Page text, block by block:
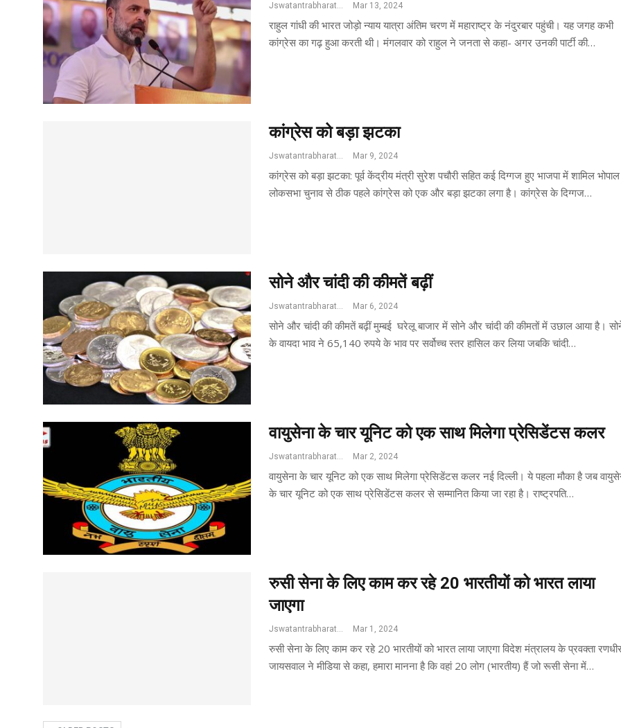
Jswatantrabharat@gmail.com Mar 13, 2024
राहुल गांधी की भारत जोड़ो न्याय यात्रा अंतिम चरण में महाराष्ट्र के नंदुरबार पहुंची। यह जगह कभी
कांग्रेस का गढ़ हुआ करती थी। मंगलवार को राहुल ने जनता से कहा- अगर उनकी पार्टी की…
कांग्रेस को बड़ा झटका
Jswatantrabharat@gmail.com Mar 9, 2024
कांग्रेस को बड़ा झटका: पूर्व केंद्रीय मंत्री सुरेश पचौरी सहित कई दिग्गज हुए भाजपा में शामिल
लोकसभा चुनाव से ठीक पहले कांग्रेस को एक और बड़ा झटका लगा है। कांग्रेस के दिग्गज…
सोने और चांदी की कीमतें बढ़ीं
Jswatantrabharat@gmail.com Mar 6, 2024
सोने और चांदी की कीमतें बढ़ीं मुम्बई घरेलू बाजार में सोने और चांदी की कीमतों में उछाल आया है।
के वायदा भाव ने 65,140 रुपये के भाव पर सर्वोच्च स्तर हासिल कर लिया जबकि चांदी…
वायुसेना के चार यूनिट को एक साथ मिलेगा प्रेसिडेंटस कलर
Jswatantrabharat@gmail.com Mar 2, 2024
वायुसेना के चार यूनिट को एक साथ मिलेगा प्रेसिडेंटस कलर नई दिल्ली। ये पहला मौका है जब
के चार यूनिट को एक साथ प्रेसिडेंटस कलर से सम्मानित किया जा रहा है। राष्ट्रपति…
रुसी सेना के लिए काम कर रहे 20 भारतीयों को भारत लाया
जाएगा
Jswatantrabharat@gmail.com Mar 1, 2024
रुसी सेना के लिए काम कर रहे 20 भारतीयों को भारत लाया जाएगा विदेश मंत्रालय के प्रवक्ता
जायसवाल ने मीडिया से कहा, हमारा मानना है कि वहां 20 लोग (भारतीय) हैं जो रूसी सेना में…